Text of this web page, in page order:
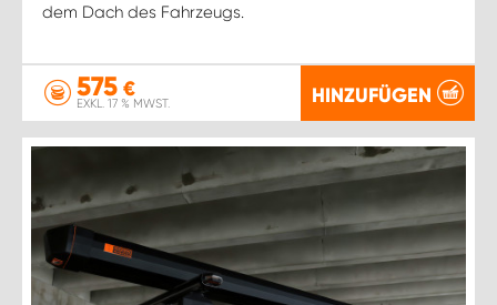
dem Dach des Fahrzeugs.
575 €
EXKL. 17 % MWST. HINZUFÜGEN